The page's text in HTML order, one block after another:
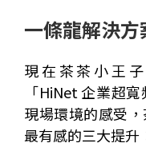
一條龍解決
現在茶茶小王
「HiNet 企業超寬
現場環境的感受
最有感的三大提升